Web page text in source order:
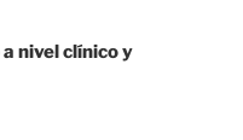
nivel clínico y